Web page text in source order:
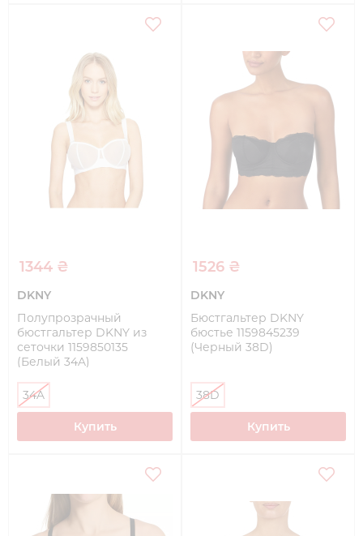
1344 ₴
DKNY
Полупрозрачный
бюстгальтер DKNY из
сеточки 1159850135
(Белый 34A)
34A
Купить
1526 ₴
DKNY
Бюстгальтер DKNY
бюстье 1159845239
(Черный 38D)
38D
Купить